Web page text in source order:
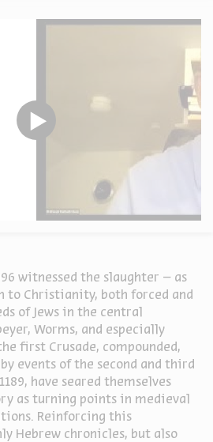
witnessed the slaughter – as
to Christianity, both forced and
of Jews in the central
Worms, and especially
first Crusade, compounded,
events of the second and third
have seared themselves
as turning points in medieval
Reinforcing this
Hebrew chronicles, but also